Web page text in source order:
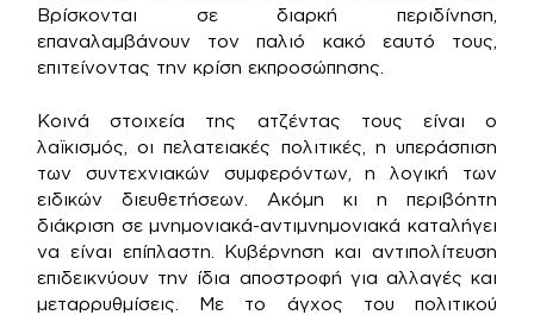
Βρίσκονται σε διαρκή περιδίνηση,
επαναλαμβάνουν τον παλιό κακό εαυτό τους,
επιτείνοντας την κρίση εκπροσώπησης.
Κοινά στοιχεία της ατζέντας τους είναι ο
λαϊκισμός, οι πελατειακές πολιτικές, η υπεράσπιση
των συντεχνιακών συμφερόντων, η λογική των
ειδικών διευθετήσεων. Ακόμη κι η περιβόητη
διάκριση σε μνημονιακά-αντιμνημονιακά καταλήγει
να είναι επίπλαστη. Κυβέρνηση και αντιπολίτευση
επιδεικνύουν την ίδια αποστροφή για αλλαγές και
μεταρρυθμίσεις. Με το άγχος του πολιτικού